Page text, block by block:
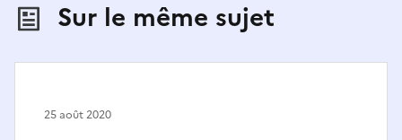
Sur le même sujet
25 août 2020